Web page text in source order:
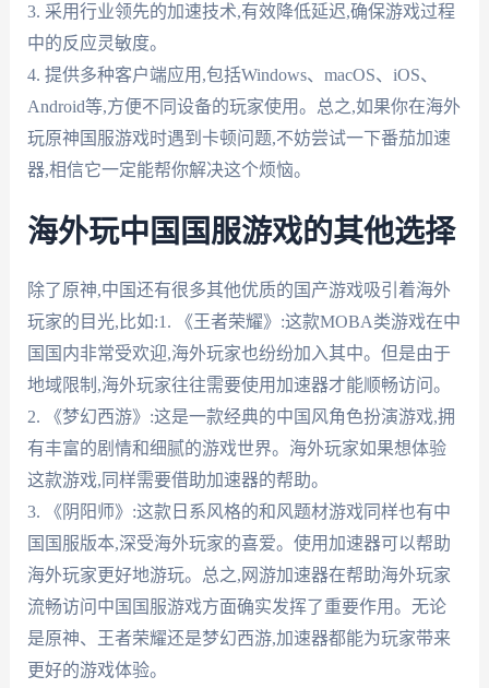
3. 采用行业领先的加速技术,有效降低延迟,确保游戏过程
中的反应灵敏度。
4. 提供多种客户端应用,包括Windows、macOS、iOS、
Android等,方便不同设备的玩家使用。总之,如果你在海外
玩原神国服游戏时遇到卡顿问题,不妨尝试一下番茄加速
器,相信它一定能帮你解决这个烦恼。
海外玩中国国服游戏的其他选择
除了原神,中国还有很多其他优质的国产游戏吸引着海外
玩家的目光,比如:1. 《王者荣耀》:这款MOBA类游戏在中
国国内非常受欢迎,海外玩家也纷纷加入其中。但是由于
地域限制,海外玩家往往需要使用加速器才能顺畅访问。
2. 《梦幻西游》:这是一款经典的中国风角色扮演游戏,拥
有丰富的剧情和细腻的游戏世界。海外玩家如果想体验
这款游戏,同样需要借助加速器的帮助。
3. 《阴阳师》:这款日系风格的和风题材游戏同样也有中
国国服版本,深受海外玩家的喜爱。使用加速器可以帮助
海外玩家更好地游玩。总之,网游加速器在帮助海外玩家
流畅访问中国国服游戏方面确实发挥了重要作用。无论
是原神、王者荣耀还是梦幻西游,加速器都能为玩家带来
更好的游戏体验。